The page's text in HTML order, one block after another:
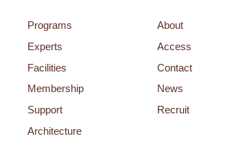
Programs
Experts
Facilities
Membership
Support
Architecture
About
Access
Contact
News
Recruit